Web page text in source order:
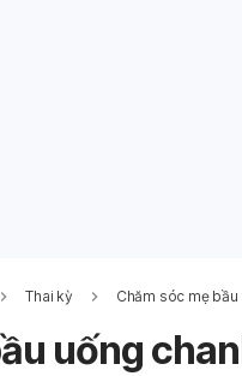
Thai kỳ Chăm sóc mẹ bầu
uống